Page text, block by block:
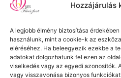
Hozzájárulás
A legjobb élmény biztosítása
használunk, mint a cookie-k az
eléréséhez. Ha beleegyezik ezekbe a
adatokat dolgozhatunk fel ezen az
viselkedés vagy az egyedi azonosítók.
vagy visszavonása bizonyos
Stats Types:
2026 © SZTE
Adatkezelési